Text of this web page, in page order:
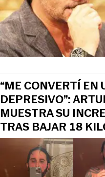
“ME CONVERTÍ EN
DEPRESIVO”:
MUESTRA SU
TRAS BAJAR 18